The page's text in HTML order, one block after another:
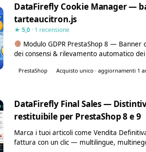
DataFirefly Cookie Manager —
tarteaucitron.js
★ 5,0 · 1 recensione
Modulo GDPR PrestaShop 8 —
dei consensi & rilevamento automatico
PrestaShop Acquisto unico · aggiornamenti 1
DataFirefly Final Sales —
restituibile per PrestaShop 8 e 9
Marca i tuoi articoli come Vendita
fattura con un clic — multilingue,